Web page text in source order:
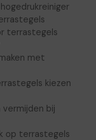
terrastegels
met
kiezen
vermijden bij
op terrastegels